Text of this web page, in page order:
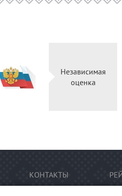
Независимая
оценка
КОНТАКТЫ